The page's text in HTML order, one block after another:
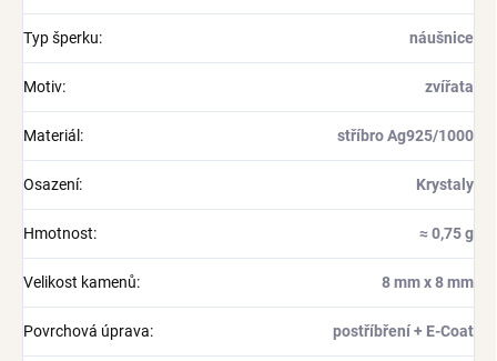
Typ šperku: náušnice
Motiv: zvířata
Materiál : stříbro Ag925/1000
Osazení: Krystaly
Hmotnost: ≈ 0,75 g
Velikost kamenů: 8 mm x 8 mm
Povrchová úprava: postříbření + E-Coat